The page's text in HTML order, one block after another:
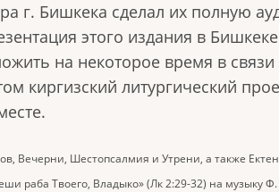
г. Бишкека сделал их полную
этого издания в
на некоторое время в
киргизский литургический
Вечерни, Шестопсалмия и Утрени, а также
раба Твоего, Владыко» (Лк 2:29-32) на музыку